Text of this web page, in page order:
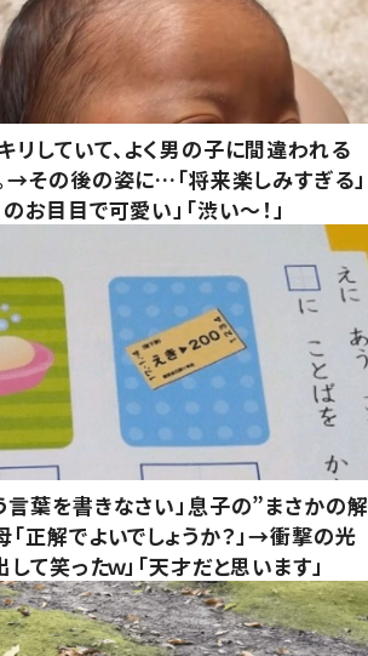
リしていて、よく男の子に間違われる
→その後の姿に…「将来楽しみすぎる」
のお目目で可愛い」「渋い～！」
言葉を書きなさい」息子の”まさかの解
正解でよいでしょうか？」→衝撃の光
して笑ったｗ」「天才だと思います」